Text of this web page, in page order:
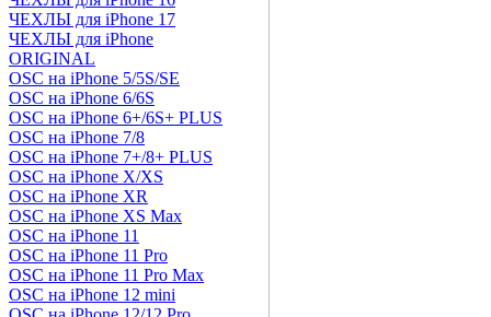
ЧЕХЛЫ для iPhone 17
ЧЕХЛЫ для iPhone
ORIGINAL
OSC на iPhone 5/5S/SE
OSC на iPhone 6/6S
OSC на iPhone 6+/6S+ PLUS
OSC на iPhone 7/8
OSC на iPhone 7+/8+ PLUS
OSC на iPhone X/XS
OSC на iPhone XR
OSC на iPhone XS Max
OSC на iPhone 11
OSC на iPhone 11 Pro
OSC на iPhone 11 Pro Max
OSC на iPhone 12 mini